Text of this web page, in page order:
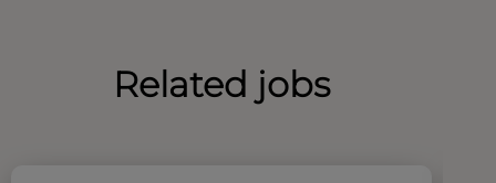
Related jobs